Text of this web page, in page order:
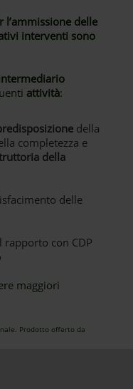
delle
interventi sono
attività:
della
completezza e
della
delle
rapporto con CDP
maggiori
Prodotto offerto da